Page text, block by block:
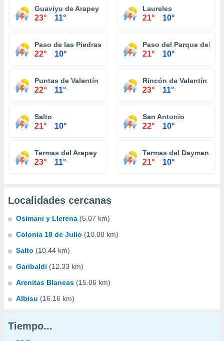
Guaviyu de Arapey
23° 11°
Laureles
21° 10°
Paso de las Piedras de Arerungua
22° 10°
Paso del Parque del
21° 10°
Puntas de Valentín
22° 11°
Rincón de Valentín
23° 11°
Salto
21° 10°
San Antonio
22° 10°
Termas del Arapey
23° 11°
Termas del Dayman
21° 10°
Localidades cercanas
Osimani y Llerena (5.07 km)
Colonia 18 de Julio (10.08 km)
Salto (10.44 km)
Garibaldi (12.33 km)
Arenitas Blancas (15.06 km)
Albisu (16.16 km)
Tiempo...